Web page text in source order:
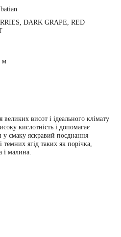
DARK GRAPE, RED
м
великих висот і ідеального клімату
кислотність і допомагає
у смаку яскравий поєднання
темних ягід таких як порічка,
і малина.